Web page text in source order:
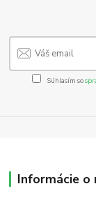
Súhlasím so
Informácie o